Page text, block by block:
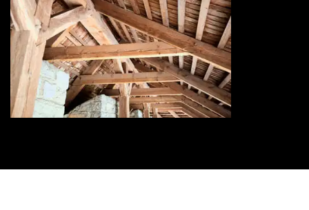
Traitement de charpente 73
Savoie